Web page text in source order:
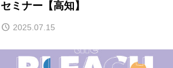
セミナー【高知】
2025.07.15